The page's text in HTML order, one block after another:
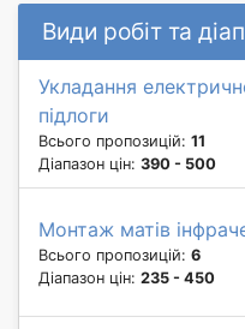
Види робіт та
Укладання
підлоги
Всього пропозицій: 11
Діапазон цін: 390 - 500
Монтаж матів
Всього пропозицій: 6
Діапазон цін: 235 - 450